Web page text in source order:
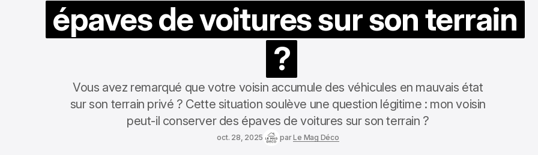
épaves de voitures sur son terrain
?
Vous avez remarqué que votre voisin accumule des véhicules en mauvais état
sur son terrain privé ? Cette situation soulève une question légitime : mon voisin
peut-il conserver des épaves de voitures sur son terrain ?
oct. 28, 2025 parLe Mag Déco